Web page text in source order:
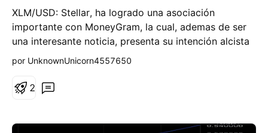
XLM/USD: Stellar, ha logrado una asociación
importante con MoneyGram, la cual, ademas de ser
una interesante noticia, presenta su intención alcista
quebrando en este momento el canal de corrección.
(Mediano plazo).
o
por UnknownUnicorn4557650
2